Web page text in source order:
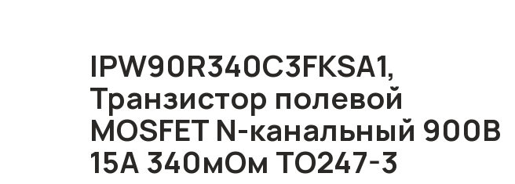
IPW90R340C3FKSA1,
Транзистор полевой
MOSFET N-канальный 900В
15A 340мОм TO247-3